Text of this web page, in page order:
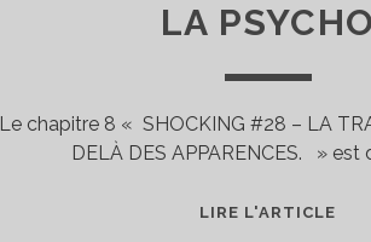
LA PSYCHO
Le chapitre 8 « SHOCKING #28 – LA
DELÀ DES APPARENCES. » est
LIRE L'ARTICLE